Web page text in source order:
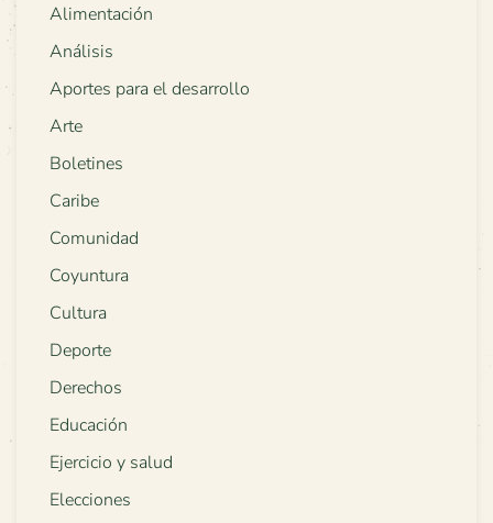
Alimentación
Análisis
Aportes para el desarrollo
Arte
Boletines
Caribe
Comunidad
Coyuntura
Cultura
Deporte
Derechos
Educación
Ejercicio y salud
Elecciones